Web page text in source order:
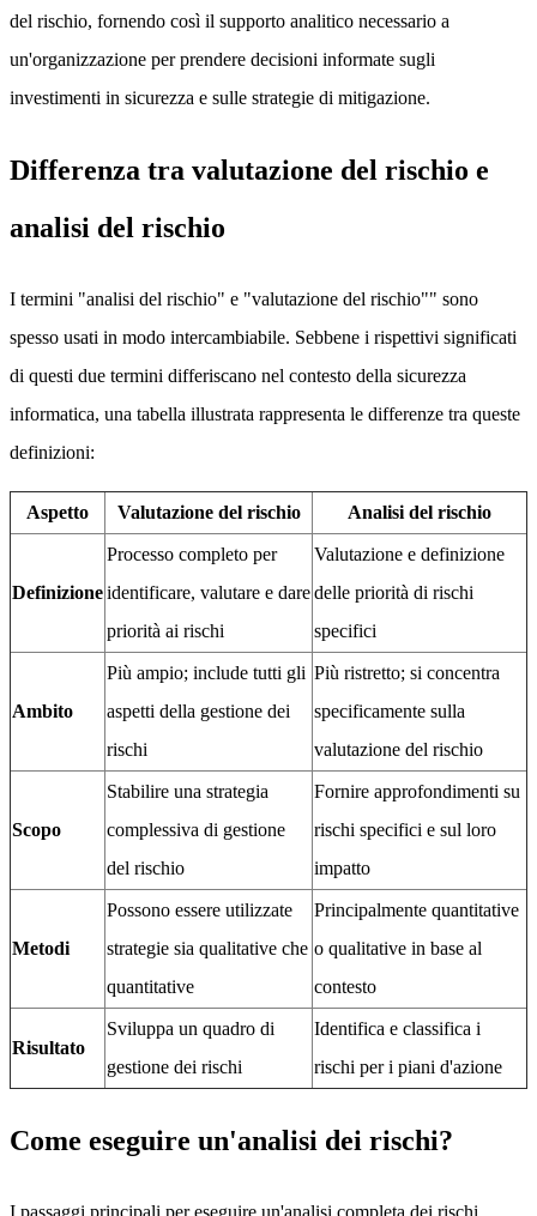
del rischio, fornendo così il supporto analitico necessario a
un'organizzazione per prendere decisioni informate sugli
investimenti in sicurezza e sulle strategie di mitigazione.
Differenza tra valutazione del rischio e
analisi del rischio
I termini "analisi del rischio" e "valutazione del rischio"" sono
spesso usati in modo intercambiabile. Sebbene i rispettivi significati
di questi due termini differiscano nel contesto della sicurezza
informatica, una tabella illustrata rappresenta le differenze tra queste
definizioni:
Aspetto Valutazione del rischio Analisi del rischio
Definizione
Processo completo per
identificare, valutare e dare
priorità ai rischi
Valutazione e definizione
delle priorità di rischi
specifici
Ambito
Più ampio; include tutti gli
aspetti della gestione dei
rischi
Più ristretto; si concentra
specificamente sulla
valutazione del rischio
Scopo
Stabilire una strategia
complessiva di gestione
del rischio
Fornire approfondimenti su
rischi specifici e sul loro
impatto
Metodi
Possono essere utilizzate
strategie sia qualitative che
quantitative
Principalmente quantitative
o qualitative in base al
contesto
Risultato
Sviluppa un quadro di
gestione dei rischi
Identifica e classifica i
rischi per i piani d'azione
Come eseguire un'analisi dei rischi?